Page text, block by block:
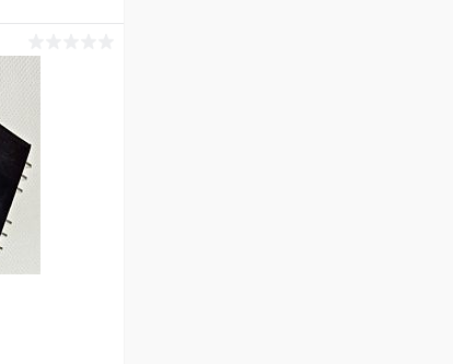
(4)